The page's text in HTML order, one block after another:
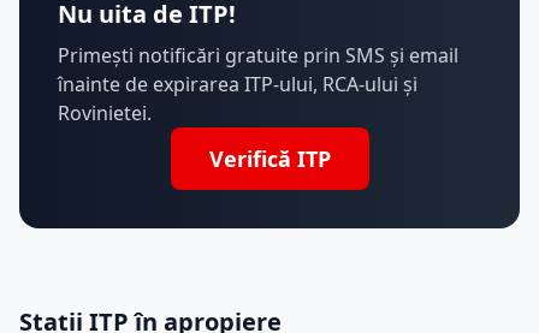
Nu uita de ITP!
Primești notificări gratuite prin SMS și email
înainte de expirarea ITP-ului, RCA-ului și
Rovinietei.
Verifică ITP
Stații ITP în apropiere